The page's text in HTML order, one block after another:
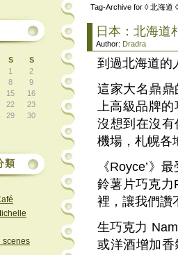
S
S
1
2
8
9
15
16
22
23
29
30
類
scenes
Tag-Archive for ◊ 北海道 ◊
日本：北海道
Author: Dradra
到過北海道的
這家大名鼎鼎
上高級品牌
沒想到在沒
機場，札幌各
《Royce’》
鈴薯片巧克力
裡，讓我們讚
生巧克力
或洋酒增加